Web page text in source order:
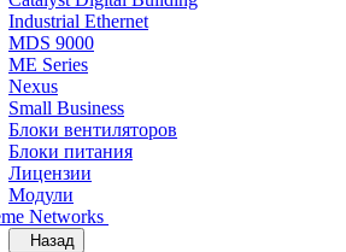
Industrial Ethernet
MDS 9000
ME Series
Nexus
Small Business
Блоки вентиляторов
Блоки питания
Лицензии
Модули
Networks
Назад